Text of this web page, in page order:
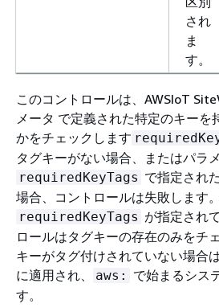
され
ま
す。
このコントロールは、AWSIoT
メータ で定義された特定のキーを
かをチェックします
タグキーがない場合、またはパラ
requiredKeyTags で指定され
場合、コントロールは失敗します
requiredKeyTags が指定され
ロールはタグキーの存在のみをチ
キーがタグ付けされていない場合
に適用され、
aws:
で始まるシス
す。